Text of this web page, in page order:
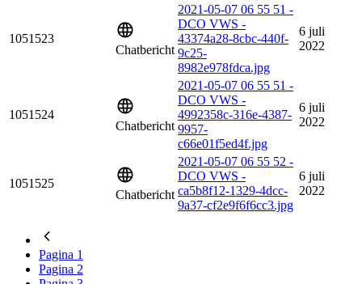
1051523
Chatbericht
2021-05-07 06 55 51 -
DCO VWS -
43374a28-8cbc-440f-
9c25-
8982e978fdca.jpg
6 juli
2022
1051524
Chatbericht
2021-05-07 06 55 51 -
DCO VWS -
4992358c-316e-4387-
9957-
c66e01f5ed4f.jpg
6 juli
2022
1051525
Chatbericht
2021-05-07 06 55 52 -
DCO VWS -
ca5b8f12-1329-4dcc-
9a37-cf2e9f6f6cc3.jpg
6 juli
2022
Pagina 1
Pagina 2